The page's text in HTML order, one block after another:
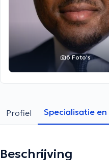
6 Foto's
Profiel Specialisatie en
Beschrijving